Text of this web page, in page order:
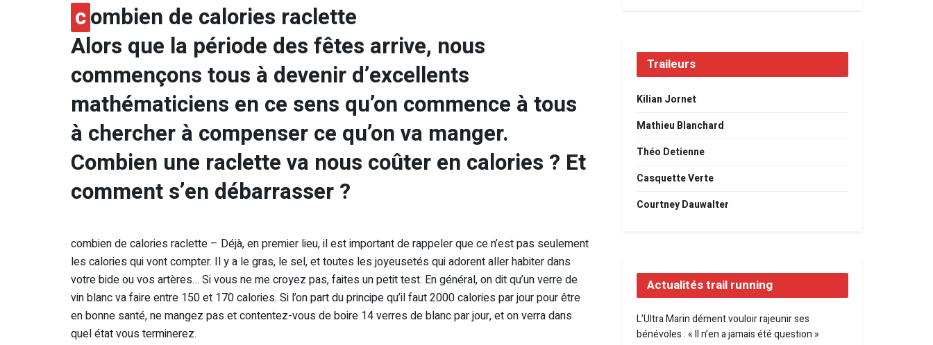
combien de calories raclette
Alors que la période des fêtes arrive, nous
commençons tous à devenir d’excellents
mathématiciens en ce sens qu’on commence à tous
à chercher à compenser ce qu’on va manger.
Combien une raclette va nous coûter en calories ? Et
comment s’en débarrasser ?
combien de calories raclette – Déjà, en premier lieu, il est important de rappeler que ce n’est pas seulement
les calories qui vont compter. Il y a le gras, le sel, et toutes les joyeusetés qui adorent aller habiter dans
votre bide ou vos artères… Si vous ne me croyez pas, faites un petit test. En général, on dit qu’un verre de
vin blanc va faire entre 150 et 170 calories. Si l’on part du principe qu’il faut 2000 calories par jour pour être
en bonne santé, ne mangez pas et contentez-vous de boire 14 verres de blanc par jour, et on verra dans
quel état vous terminerez.
Traileurs
Kilian Jornet
Mathieu Blanchard
Théo Detienne
Casquette Verte
Courtney Dauwalter
Actualités trail running
L’Ultra Marin dément vouloir rajeunir ses
bénévoles : « Il n’en a jamais été question »